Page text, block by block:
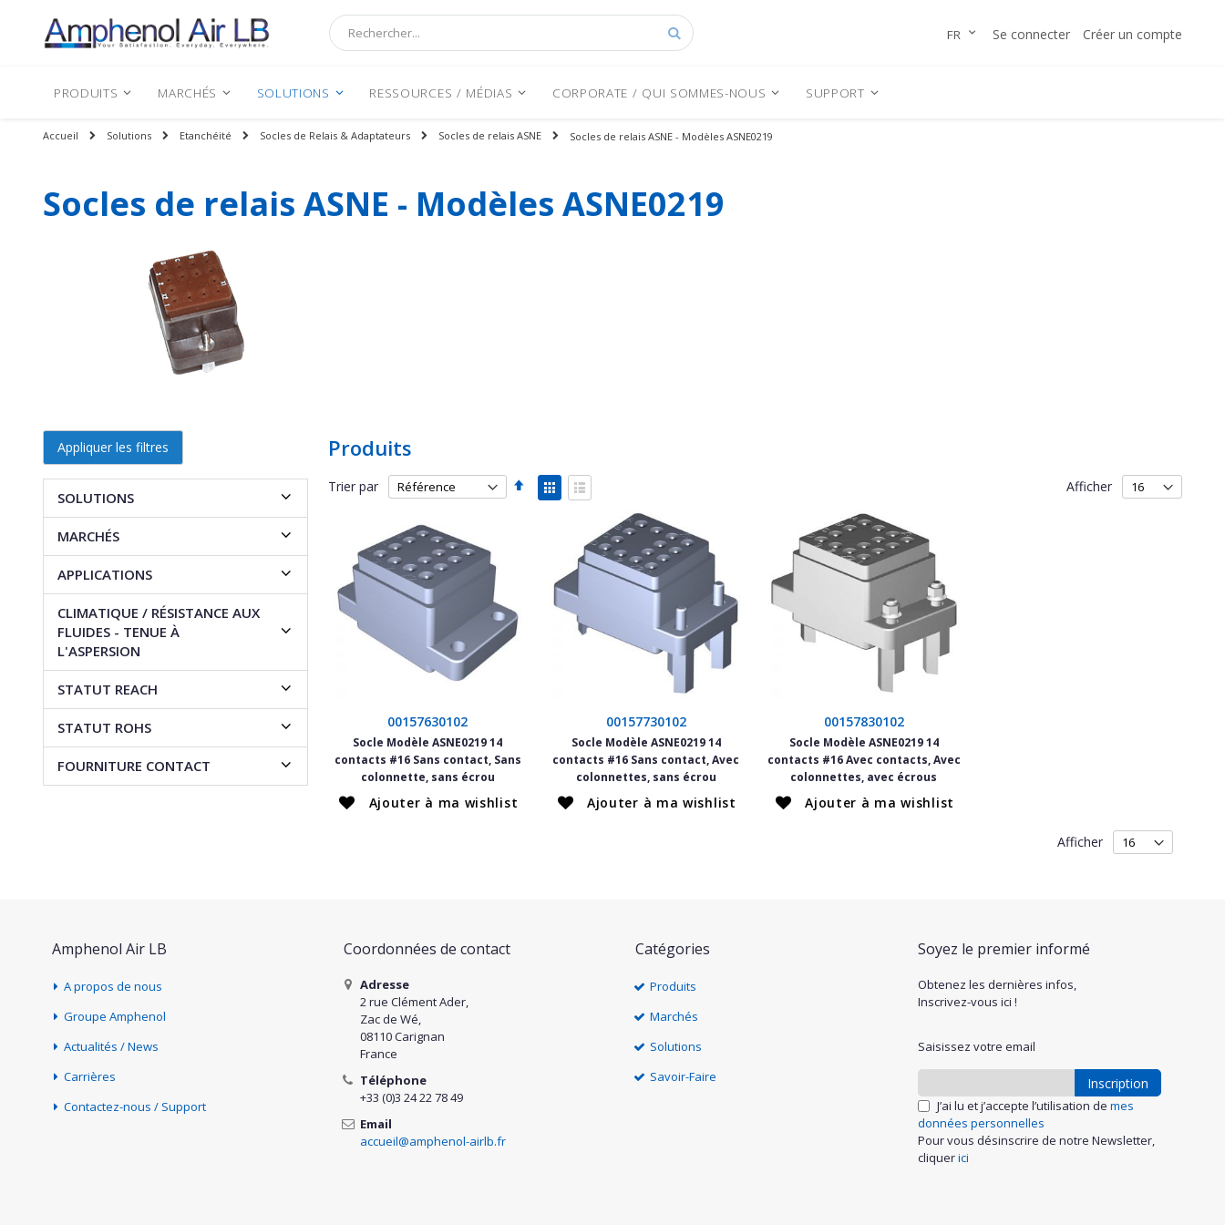
Rechercher
Allez
LANGUE
FR Se connecter Créer un compte
PRODUITS MARCHÉS SOLUTIONS RESSOURCES / MÉDIAS CORPORATE / QUI SOMMES-NOUS SUPPORT
Accueil Solutions Etanchéité Socles de Relais & Adaptateurs Socles de relais ASNE Socles de relais ASNE - Modèles ASNE0219
Socles de relais ASNE - Modèles ASNE0219
Produits
Trier par
Par
ordre
Afficher
en
Afficher
00157630102
Socle Modèle ASNE0219 14
contacts #16 Sans contact, Sans
colonnette, sans écrou
Ajouter à ma wishlist
00157730102
Socle Modèle ASNE0219 14
contacts #16 Sans contact, Avec
colonnettes, sans écrou
Ajouter à ma wishlist
00157830102
Socle Modèle ASNE0219 14
contacts #16 Avec contacts, Avec
colonnettes, avec écrous
Ajouter à ma wishlist
Afficher
Appliquer les filtres
SOLUTIONS
MARCHÉS
APPLICATIONS
CLIMATIQUE / RÉSISTANCE AUX
FLUIDES - TENUE À
L'ASPERSION
STATUT REACH
STATUT ROHS
FOURNITURE CONTACT
Amphenol Air LB
A propos de nous
Groupe Amphenol
Actualités / News
Carrières
Contactez-nous / Support
Coordonnées de contact
Adresse
2 rue Clément Ader,
Zac de Wé,
08110 Carignan
France
Téléphone
+33 (0)3 24 22 78 49
Email
accueil@amphenol-airlb.fr
Catégories
Produits
Marchés
Solutions
Savoir-Faire
Soyez le premier informé
Obtenez les dernières infos,
Inscrivez-vous ici !
Saisissez votre email
Inscription
J’ai lu et j’accepte l’utilisation de mes
données personnelles
Pour vous désinscrire de notre Newsletter,
cliquerici